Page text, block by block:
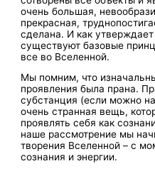
очень большая,
прекрасная,
сделана. И как
существуют базовые
все во Вселенной.
Мы помним, что
проявления была прана.
субстанция (если можно
очень странная вещь,
проявлять себя как
наше рассмотрение мы
творения Вселенной – с
сознания и энергии.